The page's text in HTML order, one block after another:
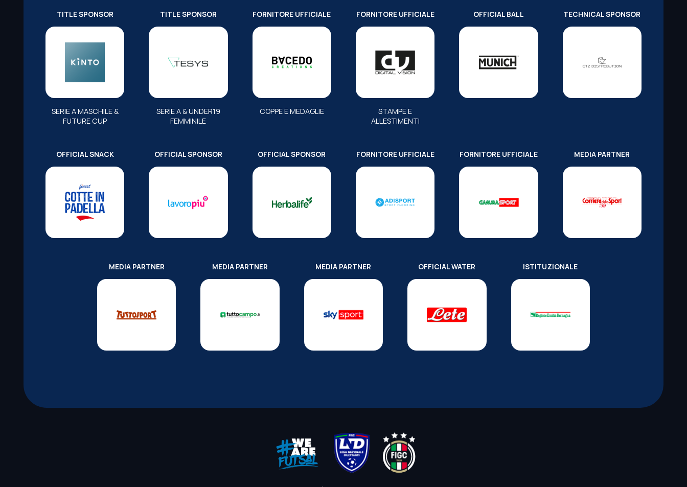
TITLE SPONSOR
SERIE A MASCHILE &
FUTURE CUP
TITLE SPONSOR
SERIE A & UNDER19
FEMMINILE
FORNITORE UFFICIALE
COPPE E MEDAGLIE
FORNITORE UFFICIALE
STAMPE E
ALLESTIMENTI
OFFICIAL BALL TECHNICAL SPONSOR
OFFICIAL SNACK OFFICIAL SPONSOR OFFICIAL SPONSOR FORNITORE UFFICIALE FORNITORE UFFICIALE MEDIA PARTNER
MEDIA PARTNER MEDIA PARTNER MEDIA PARTNER OFFICIAL WATER ISTITUZIONALE